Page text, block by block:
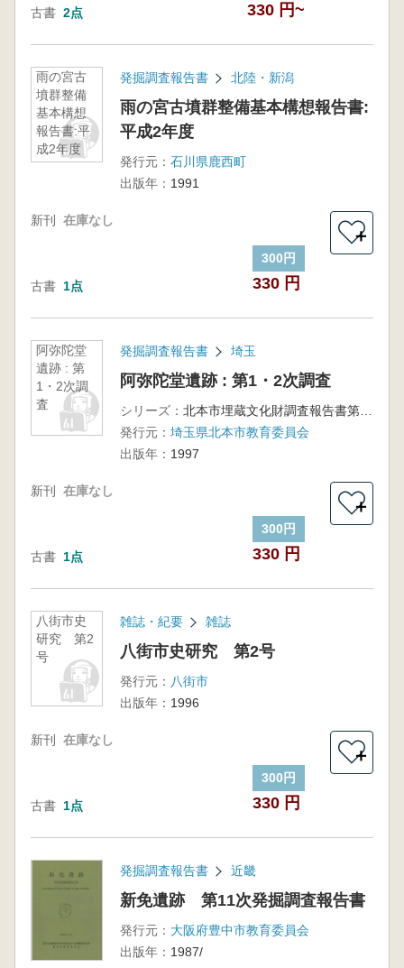
古書 2点 330 円~
雨の宮古
墳群整備
基本構想
報告書:平
成2年度
発掘調査報告書 北陸・新潟
雨の宮古墳群整備基本構想報告書:
平成2年度
発行元： 石川県鹿西町
出版年： 1991
新刊 在庫なし
古書 1点
300円
330 円
＋
阿弥陀堂
遺跡 : 第
1・2次調
査
発掘調査報告書 埼玉
阿弥陀堂遺跡 : 第1・2次調査
シリーズ：
北本市埋蔵文化財調査報告書第6集
発行元： 埼玉県北本市教育委員会
出版年： 1997
新刊 在庫なし
古書 1点
300円
330 円
＋
八街市史
研究 第2
号
雑誌・紀要 雑誌
八街市史研究 第2号
発行元： 八街市
出版年： 1996
新刊 在庫なし
古書 1点
300円
330 円
＋
発掘調査報告書 近畿
新免遺跡 第11次発掘調査報告書
発行元： 大阪府豊中市教育委員会
出版年： 1987/